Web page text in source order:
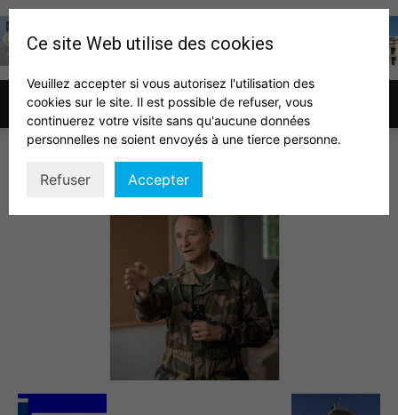
Association
auditeurs
IHEDN
devilliers
Ce site Web utilise des cookies
Veuillez accepter si vous autorisez l'utilisation des
cookies sur le site. Il est possible de refuser, vous
continuerez votre visite sans qu'aucune données
personnelles ne soient envoyés à une tierce personne.
Refuser Accepter